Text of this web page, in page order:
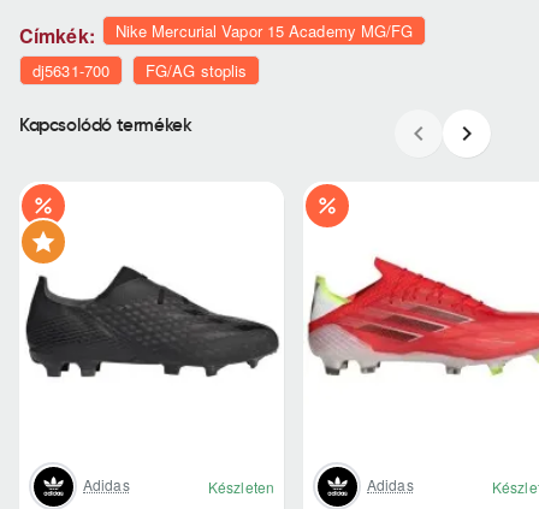
Címkék:
Nike Mercurial Vapor 15 Academy MG/FG
dj5631-700
FG/AG stoplis
Kapcsolódó termékek
Adidas Készleten Adidas